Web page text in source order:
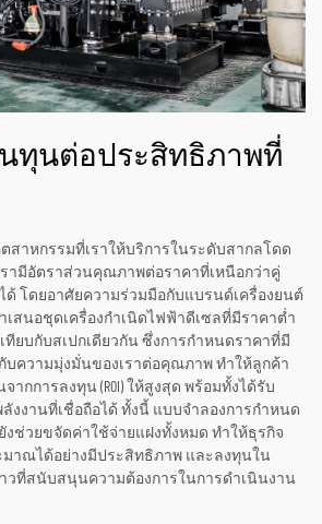
ทุนต่อประสิทธิภาพที่
สาหกรรมที่เราให้บริการในระดับสากลโดด
รามีอัตราส่วนคุณภาพต่อราคาที่เหนือกว่าคู่
ด้ โดยอาศัยความร่วมมือกับแบรนด์เครื่องยนต์
เสนอชุดเครื่องกำเนิดไฟฟ้าดีเซลที่มีราคาต่ำ
บเทียบกับสเปกเดียวกัน ซึ่งการกำหนดราคาที่มี
บความมุ่งมั่นของเราต่อคุณภาพ ทำให้ลูกค้า
ากการลงทุน (ROI) ให้สูงสุด พร้อมทั้งได้รับ
งานที่เชื่อถือได้ ทั้งนี้ แบบจำลองการกำหนด
งช่วยขจัดค่าใช้จ่ายแฝงทั้งหมด ทำให้ธุรกิจ
มาณได้อย่างมีประสิทธิภาพ และลงทุนใน
วที่สนับสนุนความต้องการในการดำเนินงาน